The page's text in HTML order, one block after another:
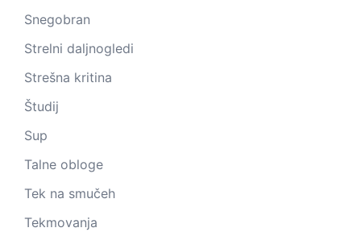
Snegobran
Strelni daljnogledi
Strešna kritina
Študij
Sup
Talne obloge
Tek na smučeh
Tekmovanja